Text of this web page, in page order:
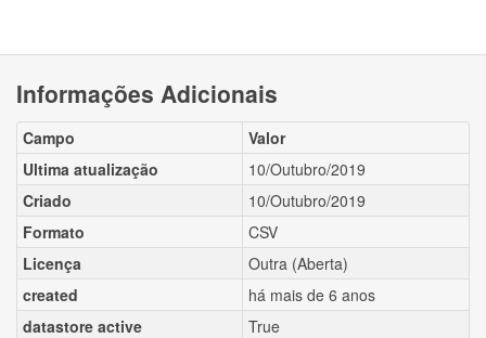
Informações Adicionais
Campo
Valor
Ultima atualização
10/Outubro/2019
Criado
10/Outubro/2019
Formato
CSV
Licença
Outra (Aberta)
created
há mais de 6 anos
datastore active
True